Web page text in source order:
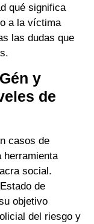
qué significa
a la víctima
las dudas que
y
de
casos de
herramienta
social.
de
objetivo
del riesgo y